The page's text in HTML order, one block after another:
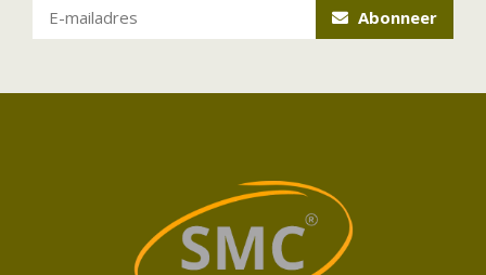
Abonneer